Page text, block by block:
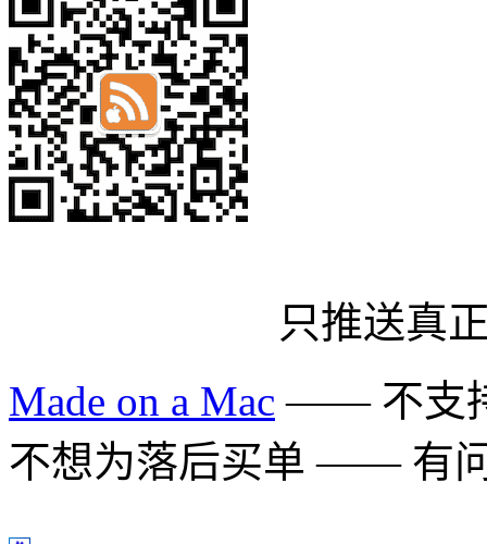
只推送真
Made on a Mac —— 不支
不想为落后买单 —— 有